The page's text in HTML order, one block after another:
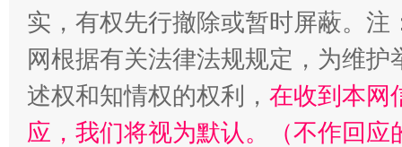
实，有权先行撤除或暂时屏蔽。
网根据有关法律法规规定，为维
述权和知情权的权利， 在收到本网
应，我们将视为默认。（不作回应